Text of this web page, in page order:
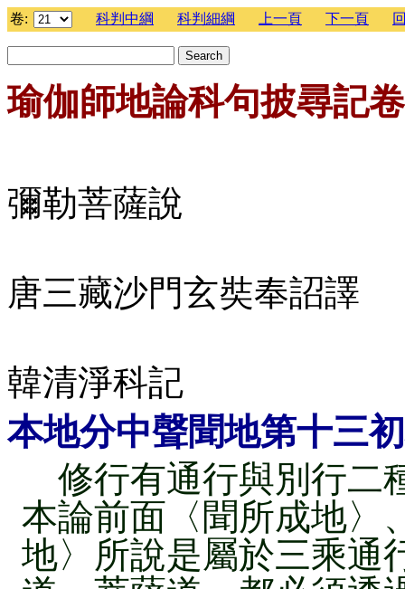
卷: 科判中綱 科判細綱 上一頁 下一頁
瑜伽師地論科句披尋記
彌勒菩薩說
唐三藏沙門玄奘奉詔譯
韓清淨科記
本地分中聲聞地第十三
修行有通行與別行二
本論前面〈聞所成地〉
地〉所說是屬於三乘通